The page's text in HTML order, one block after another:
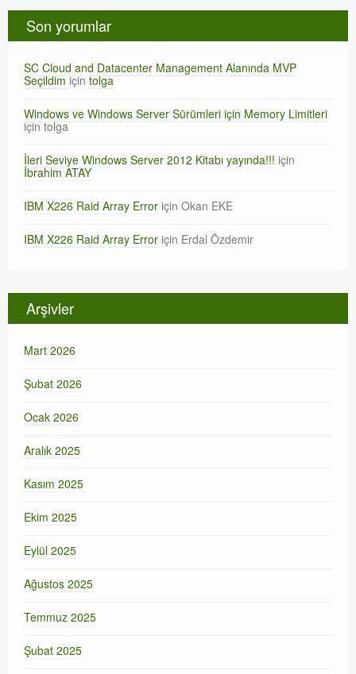
Son yorumlar
SC Cloud and Datacenter Management Alanında MVP
Seçildimiçintolga
Windows ve Windows Server Sürümleri için Memory Limitleri
içintolga
İleri Seviye Windows Server 2012 Kitabı yayında!!! için
İbrahim ATAY
IBM X226 Raid Array Error için Okan EKE
IBM X226 Raid Array Error için Erdal Özdemir
Arşivler
Mart 2026
Şubat 2026
Ocak 2026
Aralık 2025
Kasım 2025
Ekim 2025
Eylül 2025
Ağustos 2025
Temmuz 2025
Şubat 2025